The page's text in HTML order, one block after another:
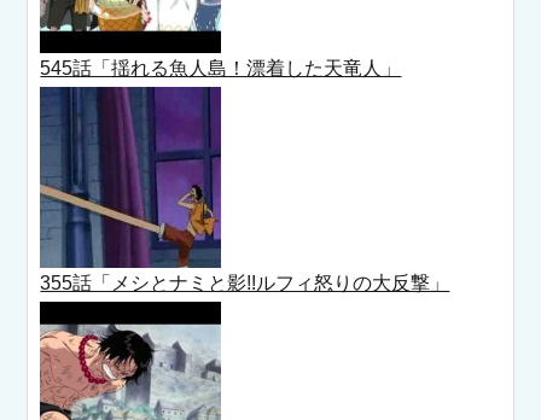
545話「揺れる魚人島！漂着した天竜人」
355話「メシとナミと影!!ルフィ怒りの大反撃」